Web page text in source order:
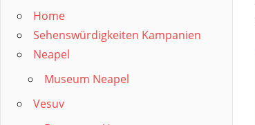
Home
Sehenswürdigkeiten Kampanien
Neapel
Museum Neapel
Vesuv